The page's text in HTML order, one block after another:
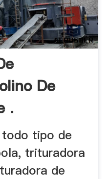
De
.
tipo de
trituradora
de